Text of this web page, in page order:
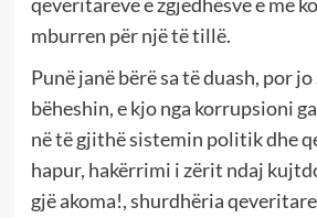
qeveritarëve e zgjedhësve e më
mburren për një të tillë.
Punë janë bërë sa të duash, por
bëheshin, e kjo nga korrupsioni
në të gjithë sistemin politik dhe
hapur, hakërrimi i zërit ndaj
gjë akoma!, shurdhëria